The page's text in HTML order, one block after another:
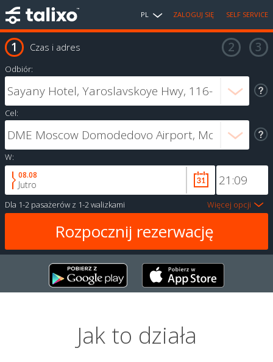
PL ZALOGUJ SIĘ SELF SERVICE
Czas i adres
Odbiór:
Cel:
W:
08.08
Jutro
Dla 1-2 pasażerów z 1-2 walizkami Więcej opcji
Jak to działa